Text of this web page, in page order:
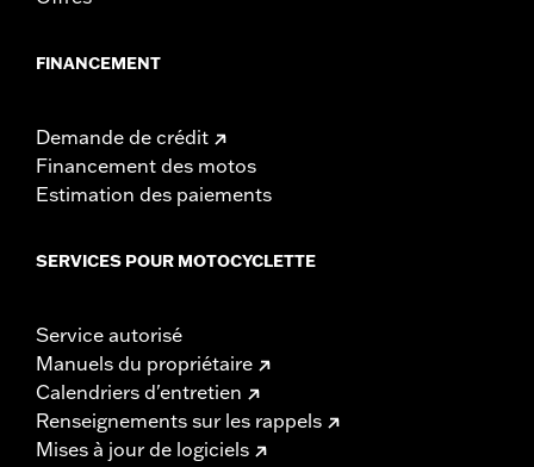
FINANCEMENT
Demande de crédit
Financement des motos
Estimation des paiements
SERVICES POUR MOTOCYCLETTE
Service autorisé
Manuels du propriétaire
Calendriers d'entretien
Renseignements sur les rappels
Mises à jour de logiciels